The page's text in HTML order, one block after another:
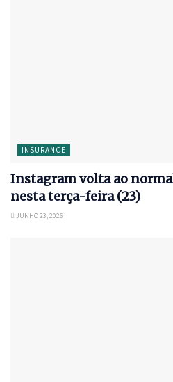
INSURANCE
Instagram volta ao
nesta terça-feira (23)
JUNHO 23, 2026